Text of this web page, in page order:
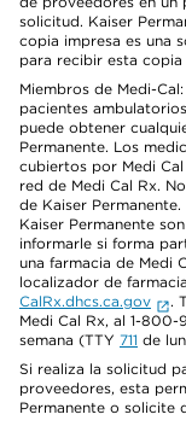
solicitud. Kaiser
copia impresa es una
para recibir esta copia
Miembros de Medi-
pacientes
puede obtener
Permanente. Los
cubiertos por Medi
red de Medi Cal Rx.
de Kaiser
Kaiser Permanente
informarle si forma
una farmacia de Medi
localizador de
CalRx.dhcs.ca.gov
.
Medi Cal Rx, al 1-800-
semana (TTY 711 de
Si realiza la solicitud
proveedores, esta
Permanente o solicite